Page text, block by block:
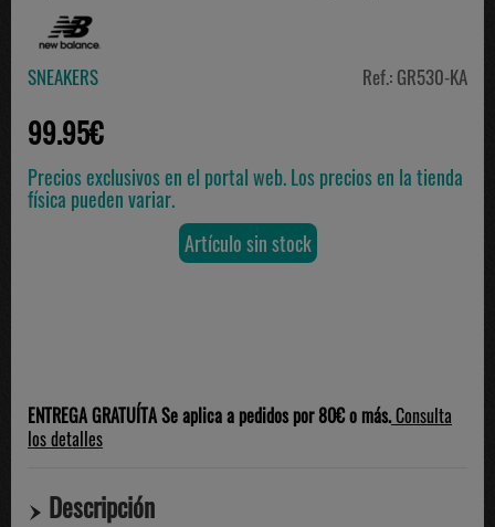
SNEAKERS Ref.: GR530-KA
99.95€
Precios exclusivos en el portal web. Los precios en la tienda
física pueden variar.
Artículo sin stock
ENTREGA GRATUÍTA Se aplica a pedidos por 80€ o más.Consulta
los detalles
Descripción